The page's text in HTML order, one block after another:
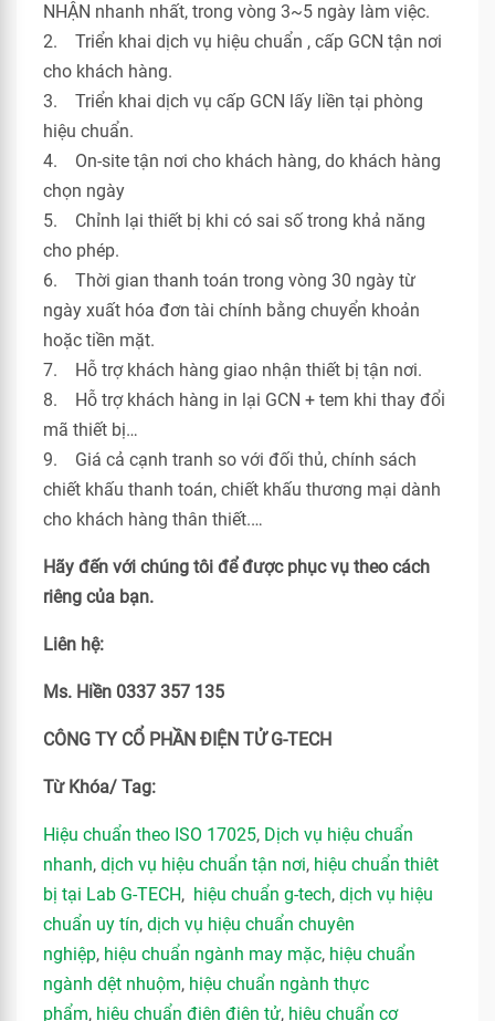
NHẬN nhanh nhất, trong vòng 3~5 ngày làm việc.
2. Triển khai dịch vụ hiệu chuẩn , cấp GCN tận nơi
cho khách hàng.
3. Triển khai dịch vụ cấp GCN lấy liền tại phòng
hiệu chuẩn.
4. On-site tận nơi cho khách hàng, do khách hàng
chọn ngày
5. Chỉnh lại thiết bị khi có sai số trong khả năng
cho phép.
6. Thời gian thanh toán trong vòng 30 ngày từ
ngày xuất hóa đơn tài chính bằng chuyển khoản
hoặc tiền mặt.
7. Hỗ trợ khách hàng giao nhận thiết bị tận nơi.
8. Hỗ trợ khách hàng in lại GCN + tem khi thay đổi
mã thiết bị…
9. Giá cả cạnh tranh so với đối thủ, chính sách
chiết khấu thanh toán, chiết khấu thương mại dành
cho khách hàng thân thiết.…
Hãy đến với chúng tôi để được phục vụ theo cách
riêng của bạn.
Liên hệ:
Ms. Hiền 0337 357 135
CÔNG TY CỔ PHẦN ĐIỆN TỬ G-TECH
Từ Khóa/ Tag:
Hiệu chuẩn theo ISO 17025, Dịch vụ hiệu chuẩn
nhanh, dịch vụ hiệu chuẩn tận nơi, hiệu chuẩn thiêt
bị tại Lab G-TECH, hiệu chuẩn g-tech, dịch vụ hiệu
chuẩn uy tín, dịch vụ hiệu chuẩn chuyên
nghiệp, hiệu chuẩn ngành may mặc, hiệu chuẩn
ngành dệt nhuộm, hiệu chuẩn ngành thực
phẩm, hiệu chuẩn điện điện tử, hiệu chuẩn cơ